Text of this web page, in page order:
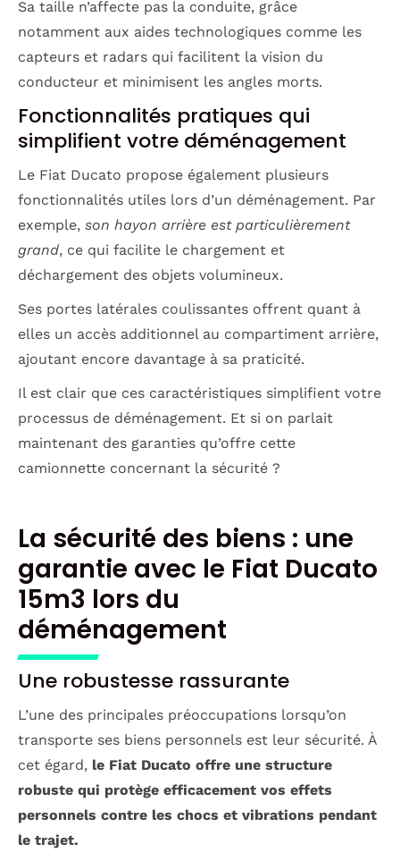
Sa taille n’affecte pas la conduite, grâce
notamment aux aides technologiques comme les
capteurs et radars qui facilitent la vision du
conducteur et minimisent les angles morts.
Fonctionnalités pratiques qui
simplifient votre déménagement
Le Fiat Ducato propose également plusieurs
fonctionnalités utiles lors d’un déménagement. Par
exemple, son hayon arrière est particulièrement
grand, ce qui facilite le chargement et
déchargement des objets volumineux.
Ses portes latérales coulissantes offrent quant à
elles un accès additionnel au compartiment arrière,
ajoutant encore davantage à sa praticité.
Il est clair que ces caractéristiques simplifient votre
processus de déménagement. Et si on parlait
maintenant des garanties qu’offre cette
camionnette concernant la sécurité ?
La sécurité des biens : une
garantie avec le Fiat Ducato
15m3 lors du
déménagement
Une robustesse rassurante
L’une des principales préoccupations lorsqu’on
transporte ses biens personnels est leur sécurité. À
cet égard, le Fiat Ducato offre une structure
robuste qui protège efficacement vos effets
personnels contre les chocs et vibrations pendant
le trajet.